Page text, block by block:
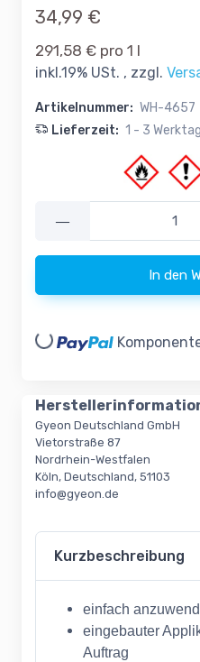
34,99 €
291,58 € pro 1 l
inkl.19% USt. , zzgl.
Artikelnummer: WH-4657
Lieferzeit: 1 - 3
—
In den
Gyeon Deutschland GmbH
Vietorstraße 87
Nordrhein-Westfalen
Köln, Deutschland, 51103
info@gyeon.de
Kurzbeschreibung
einfach
eingebauter
Auftrag